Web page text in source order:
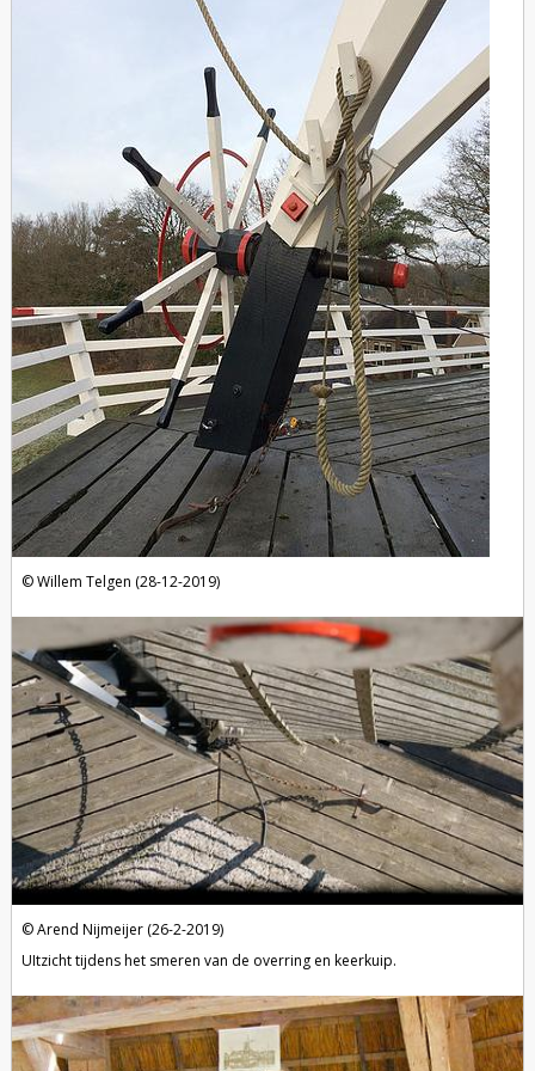
Willem Telgen (28-12-2019)
Arend Nijmeijer (26-2-2019)
UItzicht tijdens het smeren van de overring en keerkuip.